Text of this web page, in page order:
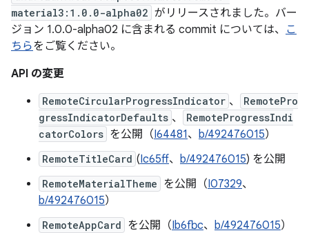
material3:1.0.0-alpha02 がリリースされました。バー
ジョン 1.0.0-alpha02 に含まれる commit については、 こ
ちらをご覧ください。
API の変更
RemoteCircularProgressIndicator 、
RemotePro
gressIndicatorDefaults 、
RemoteProgressIndi
catorColors を公開（I64481、 b/492476015）
RemoteTitleCard (Ic65ff、 b/492476015) を公開
RemoteMaterialTheme を公開（I07329、
b/492476015）
RemoteAppCard を公開（Ib6fbc、 b/492476015）